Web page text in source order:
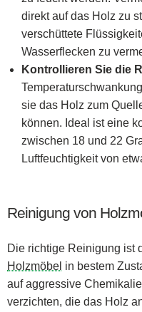
direkt auf das Holz zu
verschüttete
Wasserflecken zu
Kontrollieren Sie die
sie das Holz zum
können. Ideal ist eine
zwischen 18 und 22
Luftfeuchtigkeit von
Reinigung von
Die richtige Reinigung ist
Holzmöbel in bestem
auf aggressive
verzichten, die das Holz